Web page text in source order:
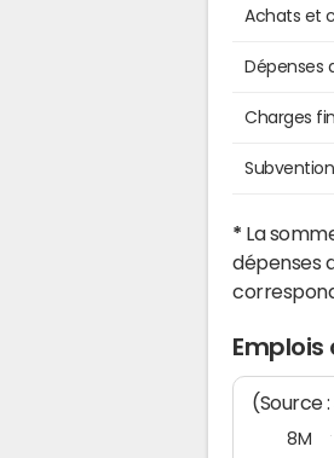
Achats et
Dépenses
Charges
* La
dépenses
(Source
8M